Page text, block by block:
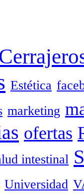
Estética
marketing
ofertas
intestinal
Universidad